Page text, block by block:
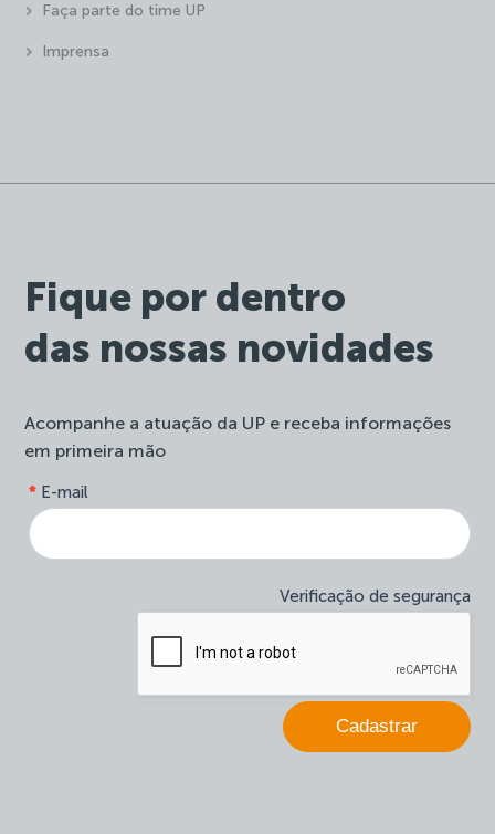
Fique por dentro
das nossas novidades
Acompanhe a atuação da UP e receba informações
em primeira mão
site-
newsletter
E-mail
*
Verificação de segurança
Cadastrar
você
é
humano,
este
campo
branco.
Faça parte do time UP
Imprensa